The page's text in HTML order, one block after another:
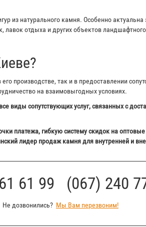
из натурального камня. Особенно
отдыха и других объектов
производстве, так и в предоставлении
на взаимовыгодных условиях.
виды сопутствующих услуг, связанных с
платежа, гибкую систему скидок на
лидер продаж камня для внутренней и
61 99 (067) 240
Не дозвонились? Мы Вам перезвоним!